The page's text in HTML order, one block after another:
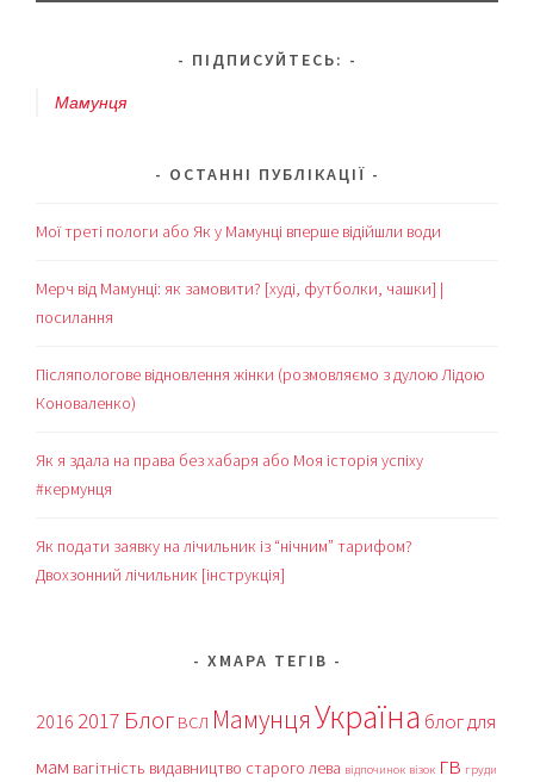
ПІДПИСУЙТЕСЬ:
Мамунця
ОСТАННІ ПУБЛІКАЦІЇ
Мої треті пологи або Як у Мамунці вперше відійшли води
Мерч від Мамунці: як замовити? [худі, футболки, чашки] |
посилання
Післяпологове відновлення жінки (розмовляємо з дулою Лідою
Коноваленко)
Як я здала на права без хабаря або Моя історія успіху
#кермунця
Як подати заявку на лічильник із “нічним” тарифом?
Двохзонний лічильник [інструкція]
ХМАРА ТЕГІВ
2016 2017 Блог ВСЛ МамунцяУкраїна блог для
мам вагітність видавництво старого лева відпочинок візок гв груди